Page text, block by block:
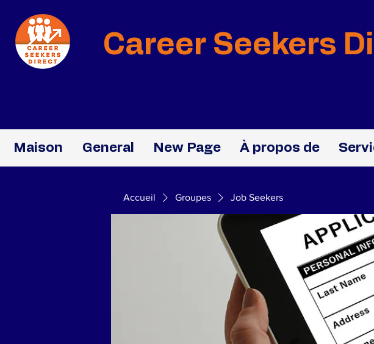
Career Seekers
Maison General New Page À propos de
Accueil Groupes Job Seekers